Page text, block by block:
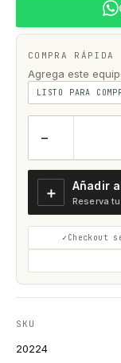
COMPRA RÁPIDA
Agrega este
LISTO PARA
−
＋ Añadir
Reserva
Checkout
SKU
20224